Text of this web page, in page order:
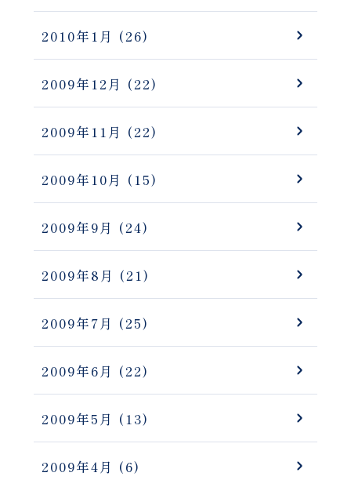
2010年1月 (26)
2009年12月 (22)
2009年11月 (22)
2009年10月 (15)
2009年9月 (24)
2009年8月 (21)
2009年7月 (25)
2009年6月 (22)
2009年5月 (13)
2009年4月 (6)